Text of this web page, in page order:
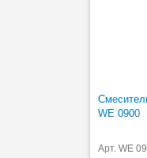
WE 0900
Арт. WE